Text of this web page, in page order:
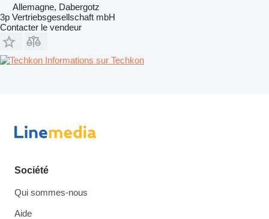
Allemagne, Dabergotz
3p Vertriebsgesellschaft mbH
Contacter le vendeur
Informations sur Techkon
Société
Qui sommes-nous
Aide